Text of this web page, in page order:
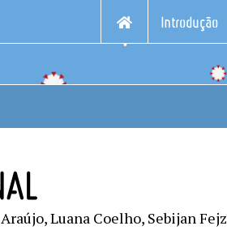
Introdução
Luana Coelho, Sebijan